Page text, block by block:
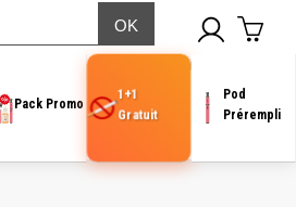
Pack Promo
1+1
Gratuit
Pod
Prérempli